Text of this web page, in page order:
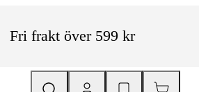
Fri frakt över 599 kr